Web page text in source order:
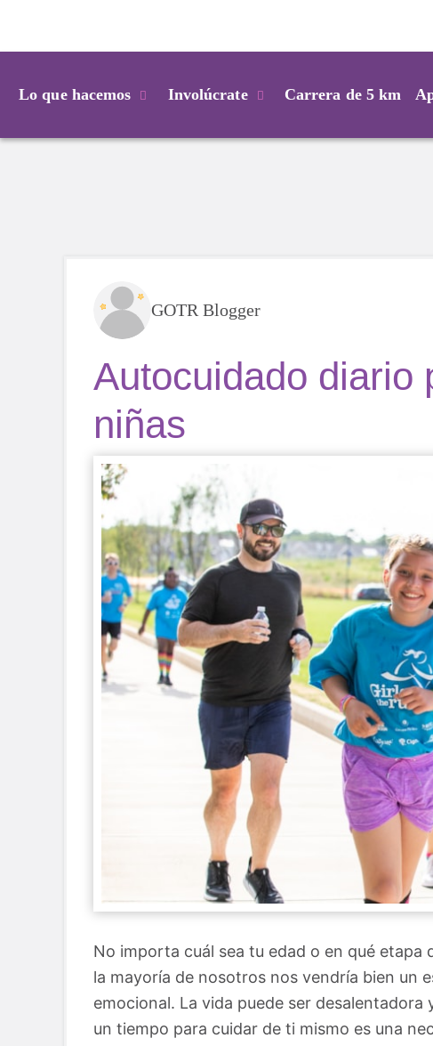
Lo que hacemos Involúcrate Carrera de 5 km
GOTR Blogger
Autocuidado diario
niñas
No importa cuál sea tu edad o en qué etapa
la mayoría de nosotros nos vendría bien un
emocional. La vida puede ser
un tiempo para cuidar de ti mismo es una